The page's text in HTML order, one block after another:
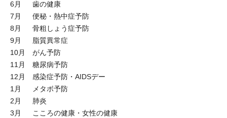
6月 歯の健康
7月 便秘・熱中症予防
8月 骨粗しょう症予防
9月 脂質異常症
10月 がん予防
11月 糖尿病予防
12月 感染症予防・AIDSデー
1月 メタボ予防
2月 肺炎
3月 こころの健康・女性の健康